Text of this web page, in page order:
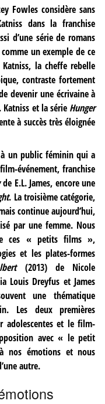
Fowles considère sans
dans la franchise
d’une série de romans
un exemple de ce
la cheffe rebelle
contraste fortement
devenir une écrivaine à
et la série Hunger
à succès très éloignée
à un public féminin qui a
événement, franchise
de E.L. James, encore une
. La troisième catégorie,
continue aujourd’hui,
par une femme. Nous
ces « petits films »,
et les plates-formes
(2013) de Nicole
Louis Dreyfus et James
une thématique
Les deux premières
adolescentes et le film-
avec « le petit
nos émotions et nous
autre.